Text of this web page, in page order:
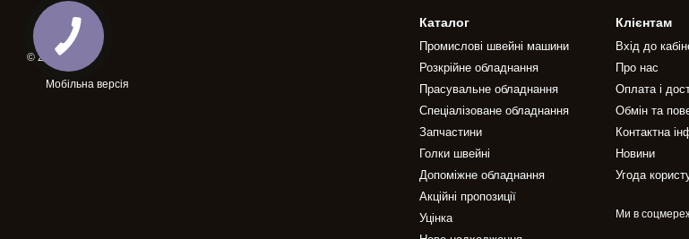
© 2026
Мобільна версія
Каталог
Промислові швейні машини
Розкрійне обладнання
Прасувальне обладнання
Спеціалізоване обладнання
Запчастини
Голки швейні
Допоміжне обладнання
Акційні пропозиції
Уцінка
Клієнтам
Вхід до
Про нас
Оплата і
Обмін та
Контактна
Новини
Угода
Ми в